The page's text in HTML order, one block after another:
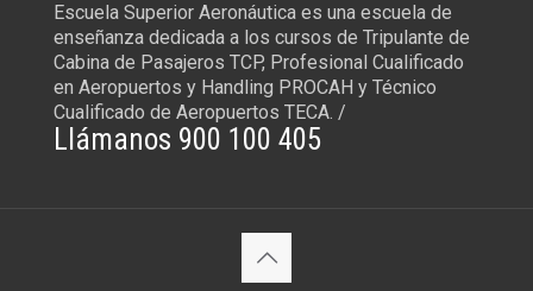
Escuela Superior Aeronáutica es una escuela de
enseñanza dedicada a los cursos de Tripulante de
Cabina de Pasajeros TCP, Profesional Cualificado
en Aeropuertos y Handling PROCAH y Técnico
Cualificado de Aeropuertos TECA. /
Llámanos 900 100 405